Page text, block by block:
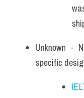
Unknown -
specific